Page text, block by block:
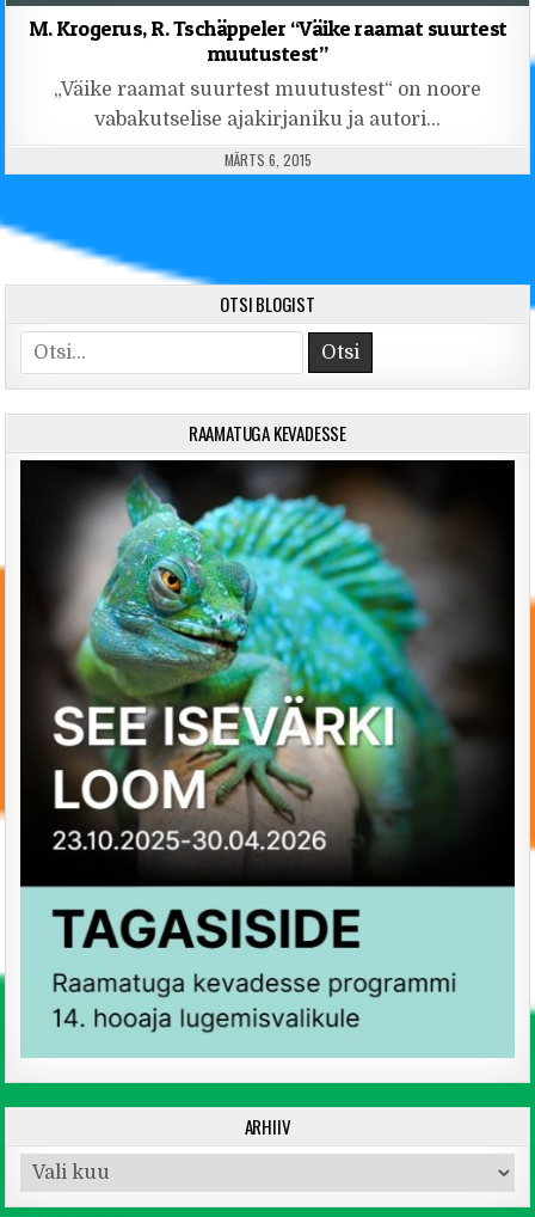
M. Krogerus, R. Tschäppeler “Väike raamat suurtest
muutustest”
„Väike raamat suurtest muutustest“ on noore
vabakutselise ajakirjaniku ja autori…
PUBLISHED DATE:
MÄRTS 6, 2015
OTSI BLOGIST
Search for:
RAAMATUGA KEVADESSE
ARHIIV
Arhiiv